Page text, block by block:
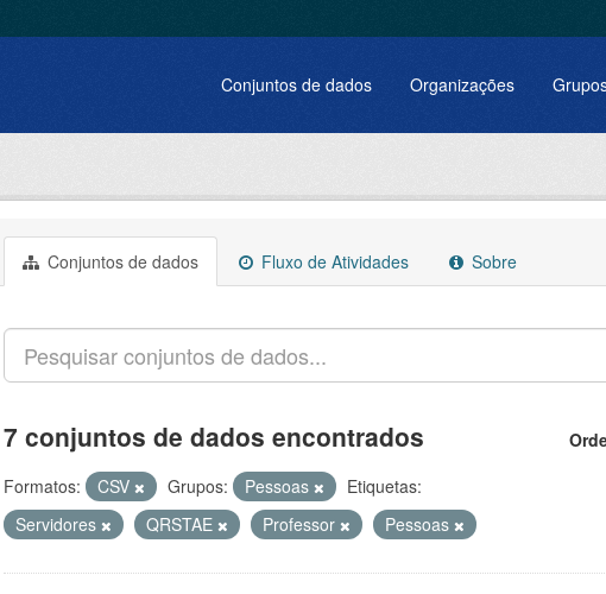
Conjuntos de dados Organizações
Conjuntos de dados Fluxo de Atividades Sobre
7 conjuntos de dados encontrados
Formatos: CSV Grupos: Pessoas
Etiquetas:
Servidores
QRSTAE Professor Pessoas